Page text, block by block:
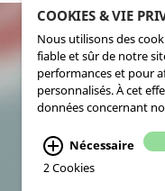
COOKIES & VIE
Nous utilisons des
fiable et sûr de notre
performances et pour
personnalisés. À cet
données concernant
Nécessaire
2 Cookies